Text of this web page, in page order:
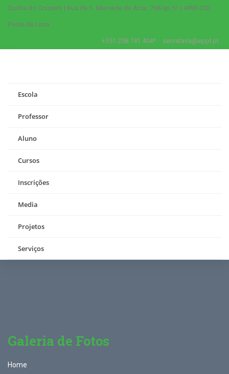
Quinta do Cruzeiro | Rua de S. Mamede de Arca, 768-ap 51 | 4990-202
Ponte de Lima
+351 258 741 404* secretaria@eppl.pt
Escola
Professor
Aluno
Cursos
Inscrições
Media
Projetos
Serviços
Galeria de Fotos
Home